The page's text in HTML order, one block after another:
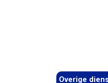
Overige